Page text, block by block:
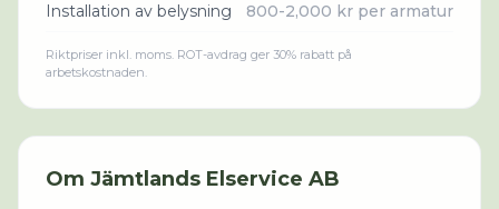
Installation av belysning 800-2,000 kr per armatur
Riktpriser inkl. moms. ROT-avdrag ger 30% rabatt på
arbetskostnaden.
Om Jämtlands Elservice AB